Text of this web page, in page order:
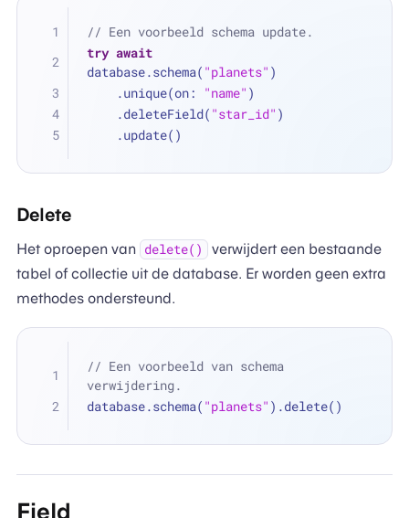
// Een voorbeeld schema update.
try await
database.schema( "planets" )
    .unique(on:
"name" )
    .deleteField(
"star_id" )
    .update()
Delete
Het oproepen van delete()
verwijdert een bestaande
tabel of collectie uit de database. Er worden geen extra
methodes ondersteund.
// Een voorbeeld van schema
verwijdering.
database.schema( "planets" ).delete()
Field